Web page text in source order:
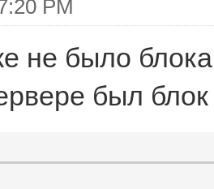
PM
не было
был блок